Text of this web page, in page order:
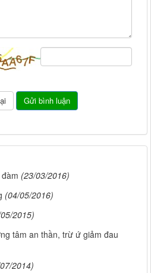
(23/03/2016)
(04/05/2016)
2015)
tâm an thần, trừ ứ giảm đau
2014)